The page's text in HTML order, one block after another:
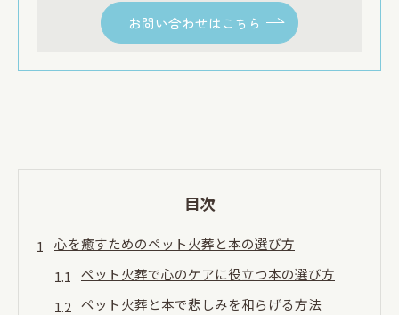
お問い合わせはこちら
目次
心を癒すためのペット火葬と本の選び方
ペット火葬で心のケアに役立つ本の選び方
ペット火葬と本で悲しみを和らげる方法